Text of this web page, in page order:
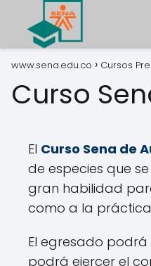
www.sena.edu.co Cursos
Curso
El Curso Sena de
de especies que
gran habilidad
como a la
El egresado
podrá ejercer el